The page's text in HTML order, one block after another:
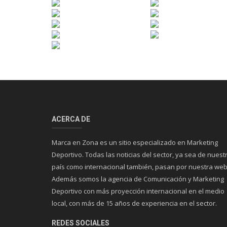
ACERCA DE
Marca en Zona es un sitio especializado en Marketing
Deportivo. Todas las noticias del sector, ya sea de
país como internacional también, pasan por nuestra
Además somos la agencia de Comunicación y Marketing
Deportivo con más proyección internacional en el medio
local, con más de 15 años de experiencia en el sector.
REDES SOCIALES